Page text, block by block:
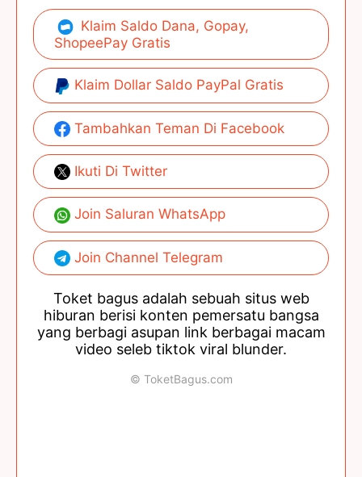
Klaim Saldo Dana, Gopay,
ShopeePay Gratis
Klaim Dollar Saldo PayPal Gratis
Tambahkan Teman Di Facebook
Ikuti Di Twitter
Join Saluran WhatsApp
Join Channel Telegram
Toket bagus adalah sebuah situs web
hiburan berisi konten pemersatu bangsa
yang berbagi asupan link berbagai macam
video seleb tiktok viral blunder.
© ToketBagus.com